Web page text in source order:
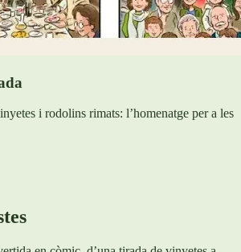
i rodolins rimats: l’homenatge per a les